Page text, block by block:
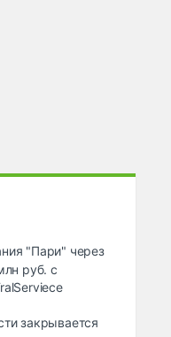
"Пари" через
руб. с
закрывается